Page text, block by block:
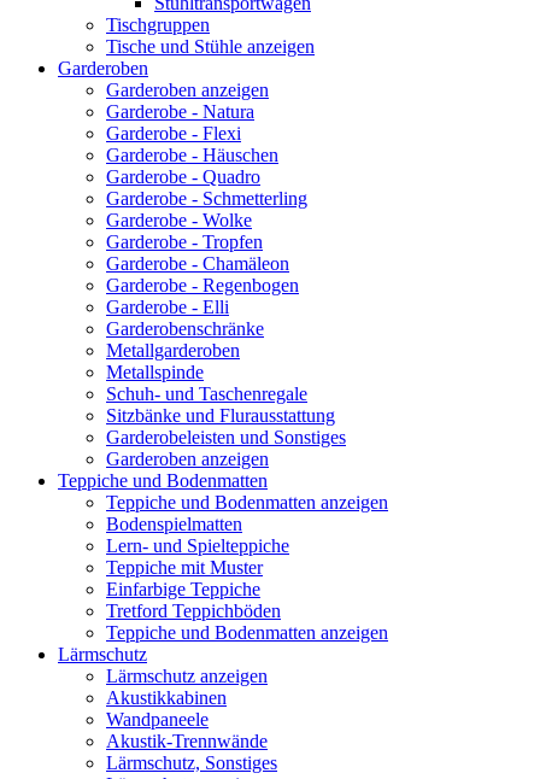
Tischgruppen
Tische und Stühle anzeigen
Garderoben
Garderoben anzeigen
Garderobe - Natura
Garderobe - Flexi
Garderobe - Häuschen
Garderobe - Quadro
Garderobe - Schmetterling
Garderobe - Wolke
Garderobe - Tropfen
Garderobe - Chamäleon
Garderobe - Regenbogen
Garderobe - Elli
Garderobenschränke
Metallgarderoben
Metallspinde
Schuh- und Taschenregale
Sitzbänke und Flurausstattung
Garderobeleisten und Sonstiges
Garderoben anzeigen
Teppiche und Bodenmatten
Teppiche und Bodenmatten anzeigen
Bodenspielmatten
Lern- und Spielteppiche
Teppiche mit Muster
Einfarbige Teppiche
Tretford Teppichböden
Teppiche und Bodenmatten anzeigen
Lärmschutz
Lärmschutz anzeigen
Akustikkabinen
Wandpaneele
Akustik-Trennwände
Lärmschutz, Sonstiges